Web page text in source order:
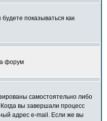
показываться как
форум
самостоятельно либо
вы завершали процесс
адрес e-mail. Если же вы